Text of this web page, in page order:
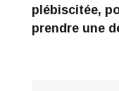
plébiscitée,
prendre une